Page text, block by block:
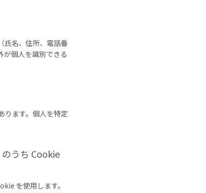
氏名、住所、電話番
が個人を識別できる
ります。個人を特定
うち Cookie
を使用します。